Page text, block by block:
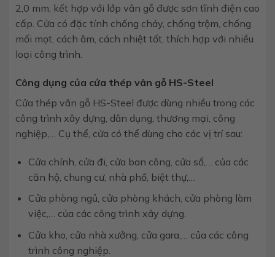
2,0 mm, kết hợp với lớp vân gỗ được sơn tĩnh điện cao
cấp. Cửa có đặc tính chống cháy, chống trộm, chống
mối mọt, cách âm, cách nhiệt tốt, thích hợp với nhiều
loại công trình.
Công dụng của cửa thép vân gỗ HS-Steel
Cửa thép vân gỗ HS-Steel được dùng nhiều trong các
công trình xây dựng, dân dụng, thương mại, công
nghiệp,… Cụ thể, cửa có thể dùng cho các vị trí sau:
Cửa chính, cửa đi, cửa ban công, cửa sổ,… của các
căn hộ, chung cư, nhà phố, biệt thự,…
Cửa phòng ngủ, cửa phòng khách, cửa phòng làm
việc,… của các công trình xây dựng.
Cửa kho, cửa nhà xưởng, cửa gara,… của các công
trình công nghiệp.